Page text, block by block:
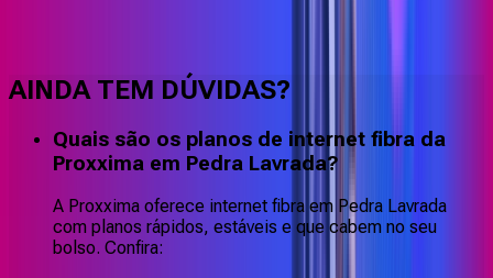
AINDA TEM DÚVIDAS?
Quais são os planos de internet fibra da
Proxxima em Pedra Lavrada?
A Proxxima oferece internet fibra em Pedra Lavrada
com planos rápidos, estáveis e que cabem no seu
bolso. Confira: